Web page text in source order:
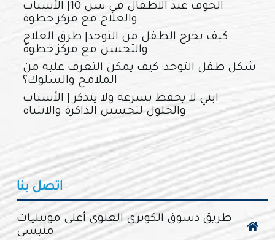
الخوف عند الاطفال في سن 10| الأسباب
والعلاج مع مركز خطوة
كيف يخرج الطفل من التوحد| طرق العلاج
والتحسن مع مركز خطوة
شكل طفل التوحد: كيف يمكن التعرف عليه من
الملامح والسلوك؟
ابني لا يحفظ بسرعة ولا يتذكر | الأسباب
والحلول لتحسين الذاكرة والانتباه
اتصل بنا
طريق دسوق الكوبري العلوي أعلى موبيليات
منيسي